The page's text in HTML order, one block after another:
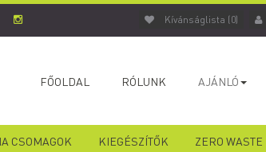
Kívánságlista (0)
FŐOLDAL RÓLUNK AJÁNLÓ
CSOMAGOK KIEGÉSZÍTŐK ZERO WASTE